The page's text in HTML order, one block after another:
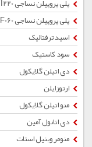
پلی پروپیلن نساجی PYI220
پلی پروپیلن نساجی SF060
اسید ترفتالیک
سود کاستیک
دی اتیلن گلایکول
ارتوزایلن
منو اتیلن گلایکول
دی اتانول آمین
منومر وینیل استات